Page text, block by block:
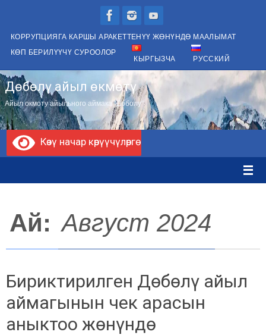
content
КОРРУПЦИЯГА КАРШЫ АРАКЕТТЕНҮҮ ЖӨНҮНДӨ МААЛЫМАТ
КӨП БЕРИЛҮҮЧҮ СУРООЛОР
КЫРГЫЗЧА РУССКИЙ
Дөбөлү айыл өкмөтү
Айыл окмоту айыльного аймака "Доболу"
Көзү начар көрүүчүлөргө
Ай: Август 2024
Бириктирилген Дөбөлү айыл
аймагынын чек арасын
аныктоо жөнүндө